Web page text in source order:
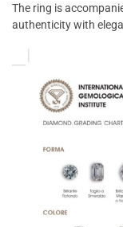
The ring is
authenticity with